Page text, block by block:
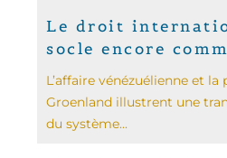
Le droit
socle encore
L’affaire vénézuélienne et la
Groenland illustrent une
du système...